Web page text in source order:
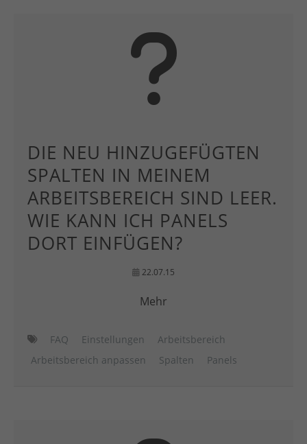
DIE NEU HINZUGEFÜGTEN
SPALTEN IN MEINEM
ARBEITSBEREICH SIND LEER.
WIE KANN ICH PANELS
DORT EINFÜGEN?
22.07.15
Mehr
FAQ Einstellungen
Arbeitsbereich
Arbeitsbereich anpassen
Spalten Panels